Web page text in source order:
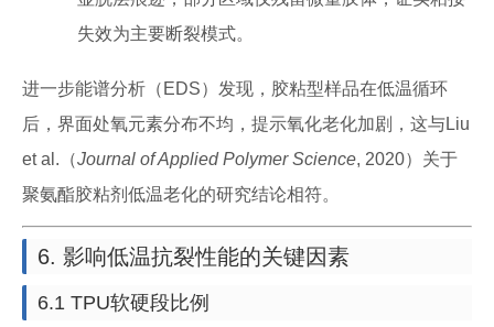
失效为主要断裂模式。
进一步能谱分析（EDS）发现，胶粘型样品在低温循环
后，界面处氧元素分布不均，提示氧化老化加剧，这与Liu
et al.（Journal of Applied Polymer Science, 2020）关于
聚氨酯胶粘剂低温老化的研究结论相符。
6. 影响低温抗裂性能的关键因素
6.1 TPU软硬段比例